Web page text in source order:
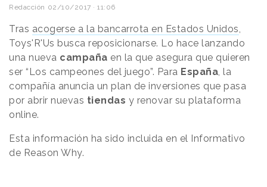
Redacción 02/10/2017 · 11:06
Tras acogerse a la bancarrota en Estados Unidos,
Toys'R'Us busca reposicionarse. Lo hace lanzando
una nueva campaña en la que asegura que quieren
ser “Los campeones del juego”. Para España, la
compañía anuncia un plan de inversiones que pasa
por abrir nuevas tiendas y renovar su plataforma
online.
Esta información ha sido incluida en el Informativo
de Reason Why.